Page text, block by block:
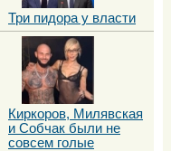
Три пидора у власти
Киркоров, Милявская
и Собчак были не
совсем голые